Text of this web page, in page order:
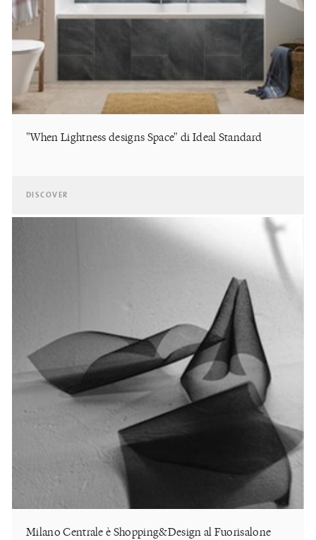
"When Lightness designs Space" di Ideal Standard
DISCOVER
Milano Centrale è Shopping&Design al Fuorisalone